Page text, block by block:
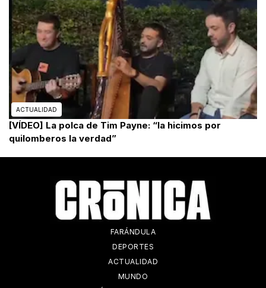
ACTUALIDAD
[VÍDEO] La polca de Tim Payne: “la hicimos por
quilomberos la verdad”
FARÁNDULA
DEPORTES
ACTUALIDAD
MUNDO